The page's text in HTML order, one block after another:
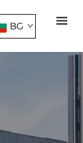
BG